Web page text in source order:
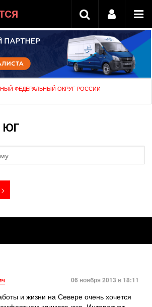
ФЕДЕРАЛЬНЫЙ ОКРУГ РОССИИ
ЮГ
06 ноября 2013 в 18:11
и жизни на Севере очень хочется